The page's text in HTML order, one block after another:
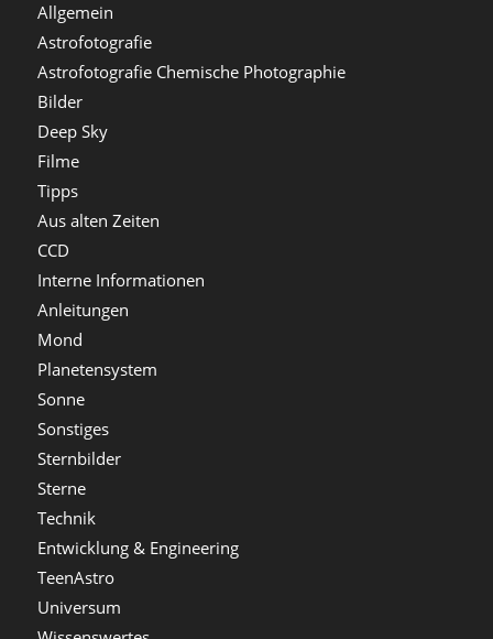
Allgemein
Astrofotografie
Astrofotografie Chemische Photographie
Bilder
Deep Sky
Filme
Tipps
Aus alten Zeiten
CCD
Interne Informationen
Anleitungen
Mond
Planetensystem
Sonne
Sonstiges
Sternbilder
Sterne
Technik
Entwicklung & Engineering
TeenAstro
Universum